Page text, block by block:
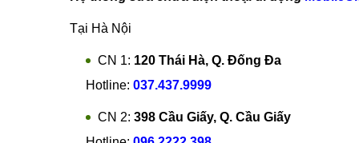
nhất.
Hân hạnh phục vụ!
Hệ thống sửa chữa điện thoại di động